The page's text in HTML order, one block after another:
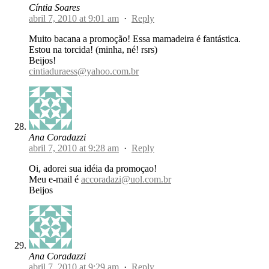
Cíntia Soares
abril 7, 2010 at 9:01 am · Reply
Muito bacana a promoção! Essa mamadeira é fantástica.
Estou na torcida! (minha, né! rsrs)
Beijos!
cintiaduraess@yahoo.com.br
Ana Coradazzi
abril 7, 2010 at 9:28 am · Reply
Oi, adorei sua idéia da promoçao!
Meu e-mail é accoradazi@uol.com.br
Beijos
Ana Coradazzi